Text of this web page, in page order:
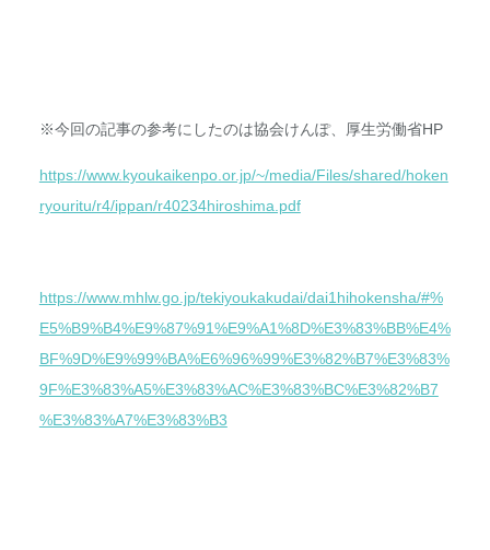
※今回の記事の参考にしたのは協会けんぽ、厚生労働省HP
https://www.kyoukaikenpo.or.jp/~/media/Files/shared/hoken
ryouritu/r4/ippan/r40234hiroshima.pdf
https://www.mhlw.go.jp/tekiyoukakudai/dai1hihokensha/#%
E5%B9%B4%E9%87%91%E9%A1%8D%E3%83%BB%E4%
BF%9D%E9%99%BA%E6%96%99%E3%82%B7%E3%83%
9F%E3%83%A5%E3%83%AC%E3%83%BC%E3%82%B7
%E3%83%A7%E3%83%B3